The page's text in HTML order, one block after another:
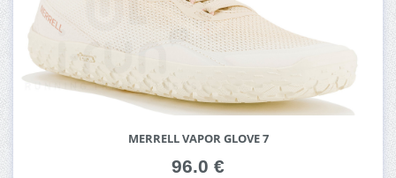
MERRELL VAPOR GLOVE 7
96.0 €